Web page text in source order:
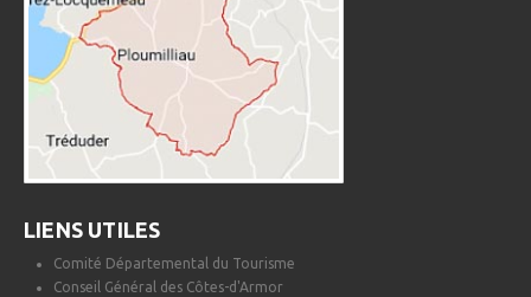
LIENS UTILES
Comité Départemental du Tourisme
Conseil Général des Côtes-d'Armor